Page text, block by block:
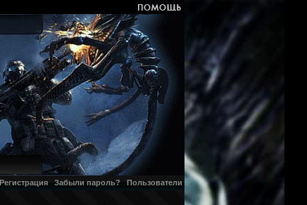
Регистрация Забыли пароль? Пользователи